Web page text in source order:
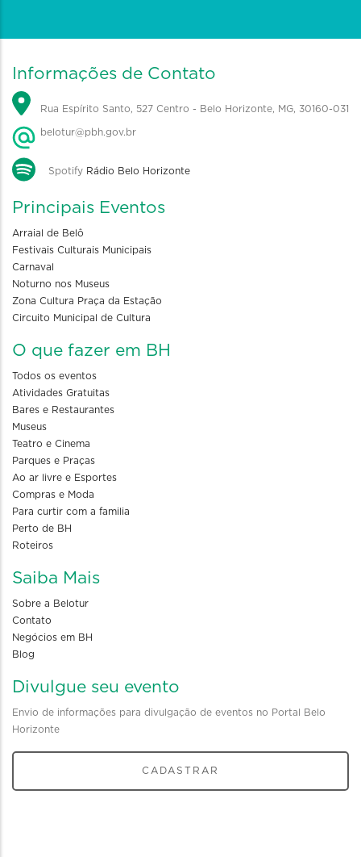
Informações de Contato
Rua Espírito Santo, 527 Centro - Belo Horizonte, MG, 30160-031
belotur@pbh.gov.br
Spotify Rádio Belo Horizonte
Principais Eventos
Arraial de Belô
Festivais Culturais Municipais
Carnaval
Noturno nos Museus
Zona Cultura Praça da Estação
Circuito Municipal de Cultura
O que fazer em BH
Todos os eventos
Atividades Gratuitas
Bares e Restaurantes
Museus
Teatro e Cinema
Parques e Praças
Ao ar livre e Esportes
Compras e Moda
Para curtir com a familia
Perto de BH
Roteiros
Saiba Mais
Sobre a Belotur
Contato
Negócios em BH
Blog
Divulgue seu evento
Envio de informações para divulgação de eventos no Portal Belo
Horizonte
CADASTRAR